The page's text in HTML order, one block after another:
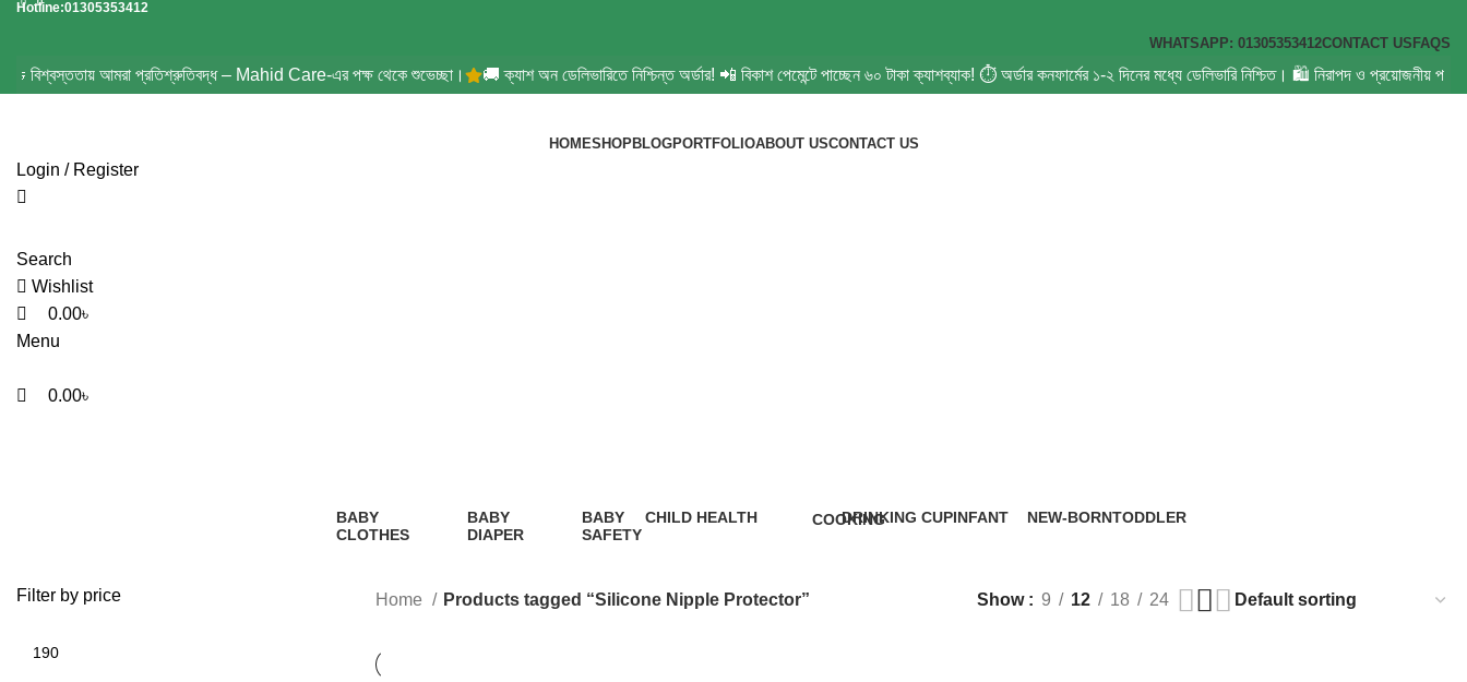
Hotline:01305353412
WHATSAPP: 01305353412CONTACT US FAQS
🤝 বিশ্বস্ততায় আমরা প্রতিশ্রুতিবদ্ধ – Mahid Care-এর পক্ষ থেকে শুভেচ্ছা। 🚚 ক্যাশ অন ডেলিভারিতে নিশ্চিন্ত অর্ডার! 📲 বিকাশ পেমেন্টে পাচ্ছেন ৬০ টাকা ক্যাশব্যাক! ⏱️ অর্ডার কনফার্মের ১-২ দিনের মধ্যে ডেলিভারি নিশ্চিত। 🛍️ নিরাপদ ও প্রয়োজনীয়
HOMESHOPBLOGPORTFOLIOABOUT USCONTACT US
Login / Register
Search
Wishlist
0
0.00৳
Menu
0
0.00৳
BABY
CLOTHES
BABY
DIAPER
BABY
SAFETY
CHILD HEALTH
COOKING
DRINKING CUPINFANT
NEW-BORNTODDLER
Filter by price Home Products tagged “Silicone Nipple Protector” Show 9 12 18 24
0